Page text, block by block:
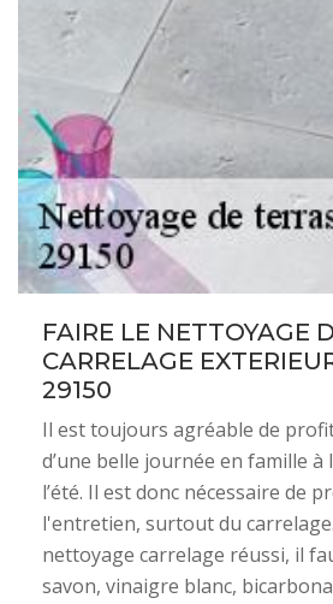
FAIRE LE NETTOYAGE
CARRELAGE
29150
Il est toujours agréable de
d’une belle journée en famille à
l’été. Il est donc nécessaire de
l'entretien, surtout du
nettoyage carrelage réussi, il
savon, vinaigre blanc,